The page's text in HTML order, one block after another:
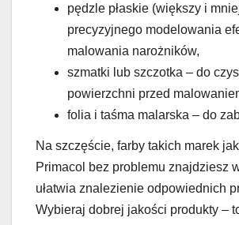
pędzle płaskie (większy i
precyzyjnego modelowania
malowania narożników,
szmatki lub szczotka – do
powierzchni przed
folia i taśma malarska – do
Na szczęście, farby takich marek
Primacol bez problemu znajdziesz
ułatwia znalezienie odpowiednich
Wybieraj dobrej jakości produkty –